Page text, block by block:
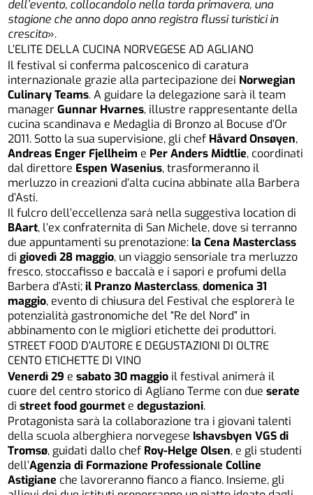
dell’evento, collocandolo nella tarda primavera, una
stagione che anno dopo anno registra flussi turistici in
crescita».
L’ELITE DELLA CUCINA NORVEGESE AD AGLIANO
Il festival si conferma palcoscenico di caratura
internazionale grazie alla partecipazione dei Norwegian
Culinary Teams. A guidare la delegazione sarà il team
managerGunnar Hvarnes, illustre rappresentante della
cucina scandinava e Medaglia di Bronzo al Bocuse d’Or
2011. Sotto la sua supervisione, gli chef Håvard Onsøyen,
Andreas Enger Fjellheim e Per Anders Midtlie, coordinati
dal direttore Espen Wasenius, trasformeranno il
merluzzo in creazioni d’alta cucina abbinate alla Barbera
d’Asti.
Il fulcro dell’eccellenza sarà nella suggestiva location di
BAart, l’ex confraternita di San Michele, dove si terranno
due appuntamenti su prenotazione:la Cena Masterclass
digiovedì28 maggio, un viaggio sensoriale tra merluzzo
fresco, stoccafisso e baccalà e i sapori e profumi della
Barbera d’Asti;il Pranzo Masterclass,domenica 31
maggio, evento di chiusura del Festival che esplorerà le
potenzialità gastronomiche del “Re del Nord” in
abbinamento con le migliori etichette dei produttori.
STREET FOOD D’AUTORE E DEGUSTAZIONI DI OLTRE
CENTO ETICHETTE DI VINO
Venerdì 29 esabato 30 maggio il festival animerà il
cuore del centro storico di Agliano Terme con dueserate
distreet food gourmet edegustazioni.
Protagonista sarà la collaborazione tra i giovani talenti
della scuola alberghiera norvegese Ishavsbyen VGS di
Tromsø, guidati dallo chef Roy-Helge Olsen, e gli studenti
dell’Agenzia di Formazione Professionale Colline
Astigiane che lavoreranno fianco a fianco. Insieme, gli